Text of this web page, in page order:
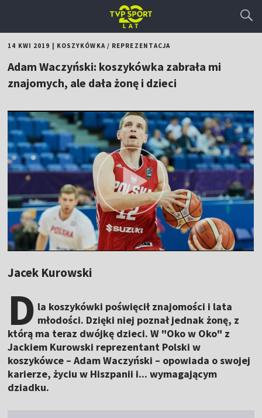
14 KWI 2019 KOSZYKÓWKA/ REPREZENTACJA
Adam Waczyński: koszykówka zabrała mi
znajomych, ale dała żonę i dzieci
Jacek Kurowski
D la koszykówki poświęcił znajomości i lata
młodości. Dzięki niej poznał jednak żonę, z
którą ma teraz dwójkę dzieci. W "Oko w Oko" z
Jackiem Kurowski reprezentant Polski w
koszykówce – Adam Waczyński – opowiada o swojej
karierze, życiu w Hiszpanii i... wymagającym
dziadku.